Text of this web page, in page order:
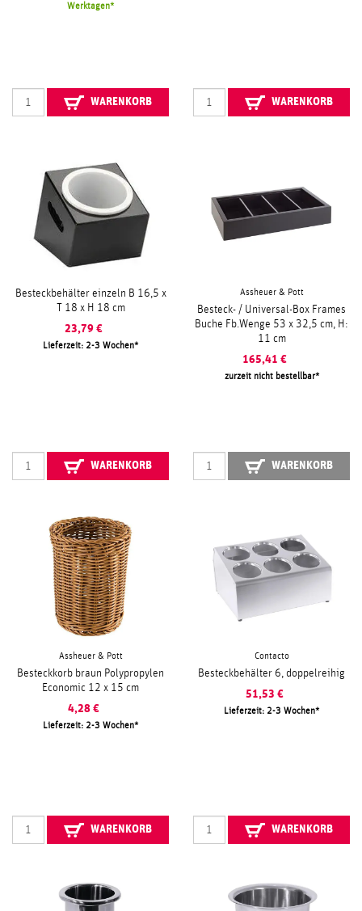
Werktagen
WARENKORB WARENKORB
Besteckbehälter einzeln B 16,5 x
T 18 x H 18 cm
23,79 €
Lieferzeit: 2-3 Wochen
WARENKORB
Assheuer & Pott
Besteck- / Universal-Box Frames
Buche Fb.Wenge 53 x 32,5 cm, H:
11 cm
165,41 €
zurzeit nicht bestellbar
WARENKORB
Assheuer & Pott
Besteckkorb braun Polypropylen
Economic 12 x 15 cm
4,28 €
Lieferzeit: 2-3 Wochen
WARENKORB
Contacto
Besteckbehälter 6, doppelreihig
51,53 €
Lieferzeit: 2-3 Wochen
WARENKORB